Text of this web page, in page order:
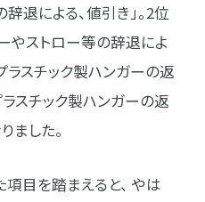
退による、値引き」。2位
やストロー等の辞退によ
ラスチック製ハンガーの返
ラスチック製ハンガーの返
ました。
目を踏まえると、 やは